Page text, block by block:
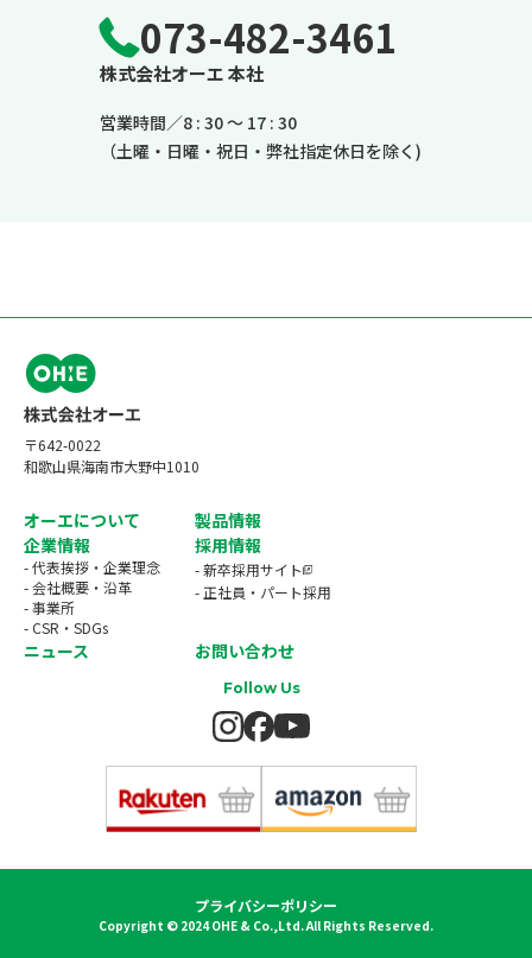
073-482-3461
株式会社オーエ 本社
営業時間／8 : 30 ～ 17 : 30
（土曜・日曜・祝日・弊社指定休日を除く)
〒642-0022
和歌山県海南市大野中1010
オーエについて
製品情報
企業情報
- 代表挨拶・企業理念
- 会社概要・沿革
- 事業所
- CSR・SDGs
採用情報
- 新卒採用サイト
- 正社員・パート採用
ニュース お問い合わせ
Follow Us
Copyright © 2024 OHE & Co.,Ltd. All Rights Reserved.
プライバシーポリシー